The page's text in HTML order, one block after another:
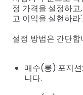
정 가격을 설정하
고 이익을 실현하
설정 방법은 간단합
매수(롱) 포지
니다.